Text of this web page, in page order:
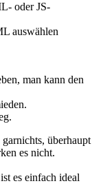
oder JS-
auswählen
man kann den
überhaupt
es nicht.
es einfach ideal